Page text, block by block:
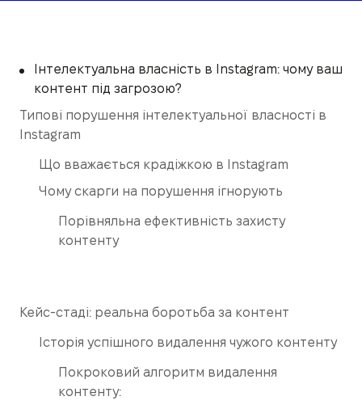
Інтелектуальна власність в Instagram: чому ваш
контент під загрозою?
Типові порушення інтелектуальної власності в
Instagram
Що вважається крадіжкою в Instagram
Чому скарги на порушення ігнорують
Порівняльна ефективність захисту
контенту
Кейс-стаді: реальна боротьба за контент
Історія успішного видалення чужого контенту
Покроковий алгоритм видалення
контенту: